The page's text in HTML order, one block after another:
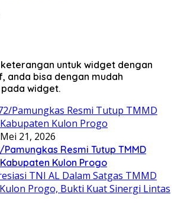
untuk widget dengan
anda bisa dengan mudah
widget.
Mei 21, 2026
Resmi Tutup TMMD
Kulon Progo